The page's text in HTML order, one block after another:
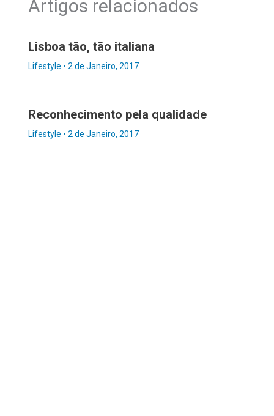
Artigos relacionados
Lisboa tão, tão italiana
Lifestyle • 2 de Janeiro, 2017
Reconhecimento pela qualidade
Lifestyle • 2 de Janeiro, 2017